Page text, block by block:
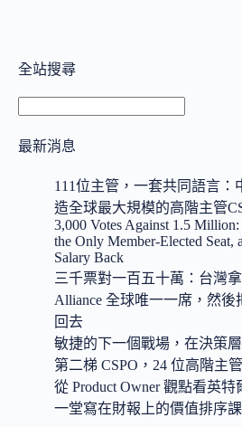
全站搜尋
最新消息
111位主管，一套共同語言：
造全球最大規模的高階主管
3,000 Votes Against 1.5
the Only Member-Elected Seat,
Salary Back
三千票對一百五十萬：台灣
Alliance 全球唯一一席，然後
回去
敏捷的下一個戰場，在決策
第二梯 CSPO，24 位高階主
從 Product Owner 觀點看英特
一堂寫在財報上的價值排序課